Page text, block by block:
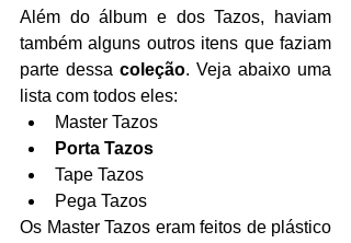
Além do álbum e dos Tazos, haviam
também alguns outros itens que faziam
parte dessa coleção. Veja abaixo uma
lista com todos eles:
Master Tazos
Porta Tazos
Tape Tazos
Pega Tazos
Os Master Tazos eram feitos de plástico